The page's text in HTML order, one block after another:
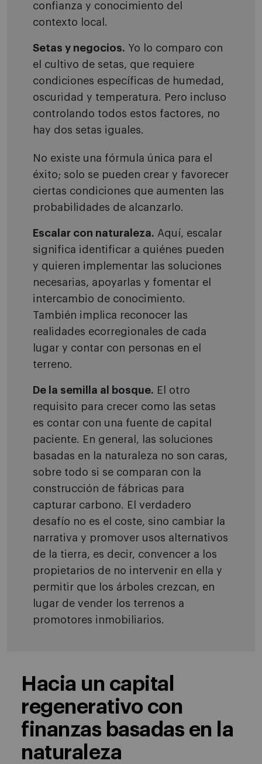
confianza y conocimiento del
contexto local.
Setas y negocios. Yo lo comparo con
el cultivo de setas, que requiere
condiciones específicas de humedad,
oscuridad y temperatura. Pero incluso
controlando todos estos factores, no
hay dos setas iguales.
No existe una fórmula única para el
éxito; solo se pueden crear y favorecer
ciertas condiciones que aumenten las
probabilidades de alcanzarlo.
Escalar con naturaleza. Aquí, escalar
significa identificar a quiénes pueden
y quieren implementar las soluciones
necesarias, apoyarlas y fomentar el
intercambio de conocimiento.
También implica reconocer las
realidades ecorregionales de cada
lugar y contar con personas en el
terreno.
De la semilla al bosque. El otro
requisito para crecer como las setas
es contar con una fuente de capital
paciente. En general, las soluciones
basadas en la naturaleza no son caras,
sobre todo si se comparan con la
construcción de fábricas para
capturar carbono. El verdadero
desafío no es el coste, sino cambiar la
narrativa y promover usos alternativos
de la tierra, es decir, convencer a los
propietarios de no intervenir en ella y
permitir que los árboles crezcan, en
lugar de vender los terrenos a
promotores inmobiliarios.
Hacia un capital
regenerativo con
finanzas basadas en la
naturaleza